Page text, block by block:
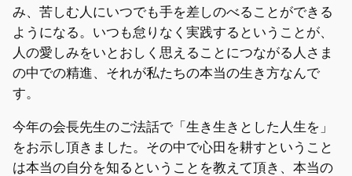
み、苦しむ人にいつでも手を差しのべることができる
ようになる。いつも怠りなく実践するということが、
人の愛しみをいとおしく思えることにつながる人さま
の中での精進、それが私たちの本当の生き方なんで
す。
今年の会長先生のご法話で「生き生きとした人生を」
をお示し頂きました。その中で心田を耕すということ
は本当の自分を知るということを教えて頂き、本当の